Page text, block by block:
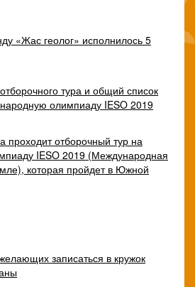
«Жас геолог» исполнилось 5
тура и общий список
олимпиаду IESO 2019
проходит отборочный тур на
IESO 2019 (Международная
которая пройдет в Южной
записаться в кружок